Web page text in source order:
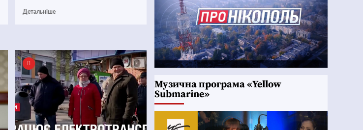
Детальніше
Музична програма «Yellow
Submarine»